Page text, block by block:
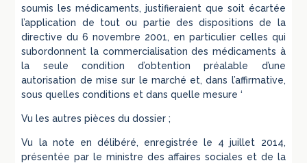
soumis les médicaments, justifieraient que soit écartée
l’application de tout ou partie des dispositions de la
directive du 6 novembre 2001, en particulier celles qui
subordonnent la commercialisation des médicaments à
la seule condition d’obtention préalable d’une
autorisation de mise sur le marché et, dans l’affirmative,
sous quelles conditions et dans quelle mesure ‘
Vu les autres pièces du dossier ;
Vu la note en délibéré, enregistrée le 4 juillet 2014,
présentée par le ministre des affaires sociales et de la